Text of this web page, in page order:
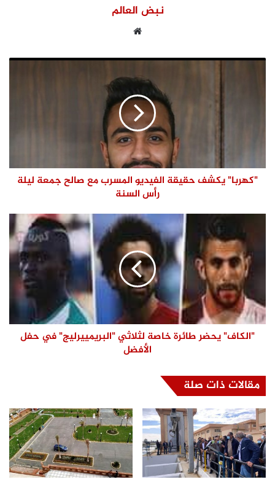
نبض العالم
"كهربا" يكشف حقيقة الفيديو المسرب مع صالح جمعة ليلة
رأس السنة
"الكاف" يحضر طائرة خاصة لثلاثي "البريمييرليج" في حفل
الأفضل
مقالات ذات صلة